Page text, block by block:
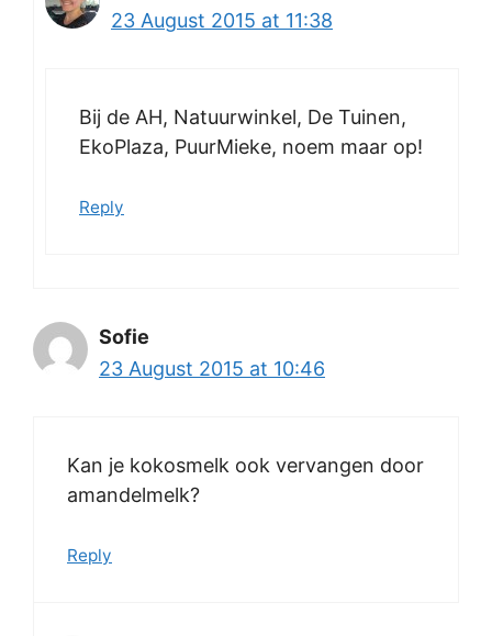
23 August 2015 at 11:38
Bij de AH, Natuurwinkel, De Tuinen,
EkoPlaza, PuurMieke, noem maar op!
Reply
Sofie
23 August 2015 at 10:46
Kan je kokosmelk ook vervangen door
amandelmelk?
Reply